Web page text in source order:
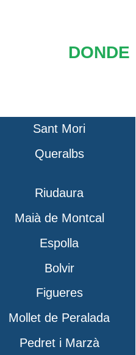
DONDE
Sant Mori
Queralbs
Riudaura
Maià de Montcal
Espolla
Bolvir
Figueres
Mollet de Peralada
Pedret i Marzà